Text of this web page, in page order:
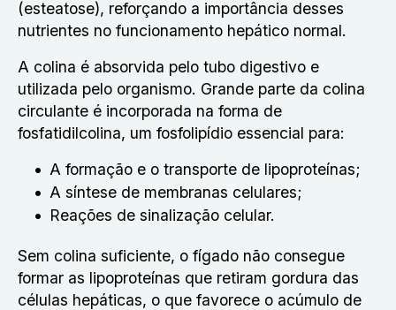
(esteatose), reforçando a importância desses
nutrientes no funcionamento hepático normal.
A colina é absorvida pelo tubo digestivo e
utilizada pelo organismo. Grande parte da colina
circulante é incorporada na forma de
fosfatidilcolina, um fosfolipídio essencial para:
A formação e o transporte de lipoproteínas;
A síntese de membranas celulares;
Reações de sinalização celular.
Sem colina suficiente, o fígado não consegue
formar as lipoproteínas que retiram gordura das
células hepáticas, o que favorece o acúmulo de